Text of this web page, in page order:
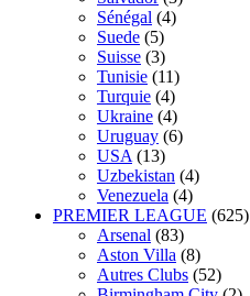
Sénégal (4)
Suede (5)
Suisse (3)
Tunisie (11)
Turquie (4)
Ukraine (4)
Uruguay (6)
USA (13)
Uzbekistan (4)
Venezuela (4)
PREMIER LEAGUE (625)
Arsenal (83)
Aston Villa (8)
Autres Clubs (52)